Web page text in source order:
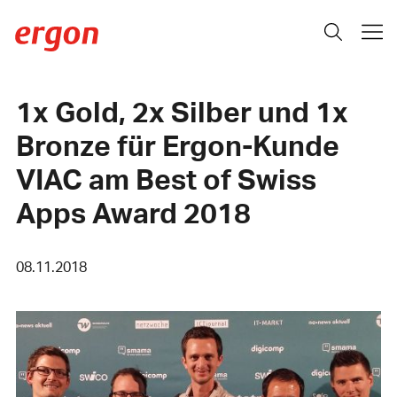
1x Gold, 2x Silber und 1x
Bronze für Ergon-Kunde
VIAC am Best of Swiss
Apps Award 2018
08.11.2018